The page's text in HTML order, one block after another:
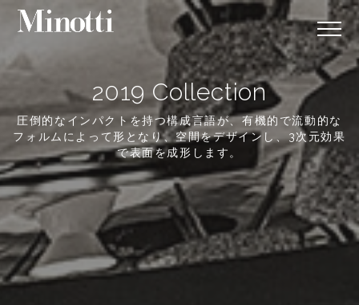
2019 Collection
圧倒的なインパクトを持つ構成言語が、有機的で流動的な
フォルムによって形となり、空間をデザインし、3次元効果
で表面を成形します。